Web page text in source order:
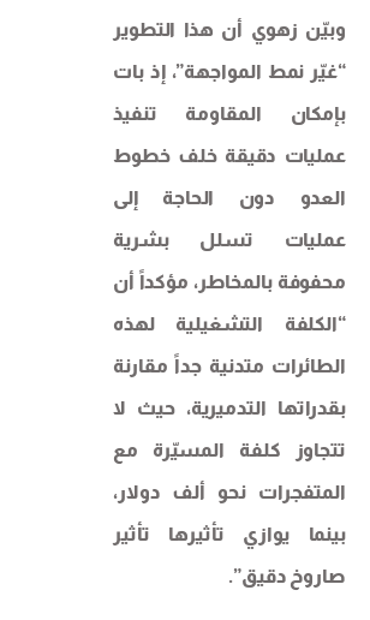
وبيّن زهوي أن هذا التطوير
“غيّر نمط المواجهة”، إذ بات
بإمكان المقاومة تنفيذ
عمليات دقيقة خلف خطوط
العدو دون الحاجة إلى
عمليات تسلل بشرية
محفوفة بالمخاطر، مؤكداً أن
“الكلفة التشغيلية لهذه
الطائرات متدنية جداً مقارنة
بقدراتها التدميرية، حيث لا
تتجاوز كلفة المسيّرة مع
المتفجرات نحو ألف دولار،
بينما يوازي تأثيرها تأثير
صاروخ دقيق”.